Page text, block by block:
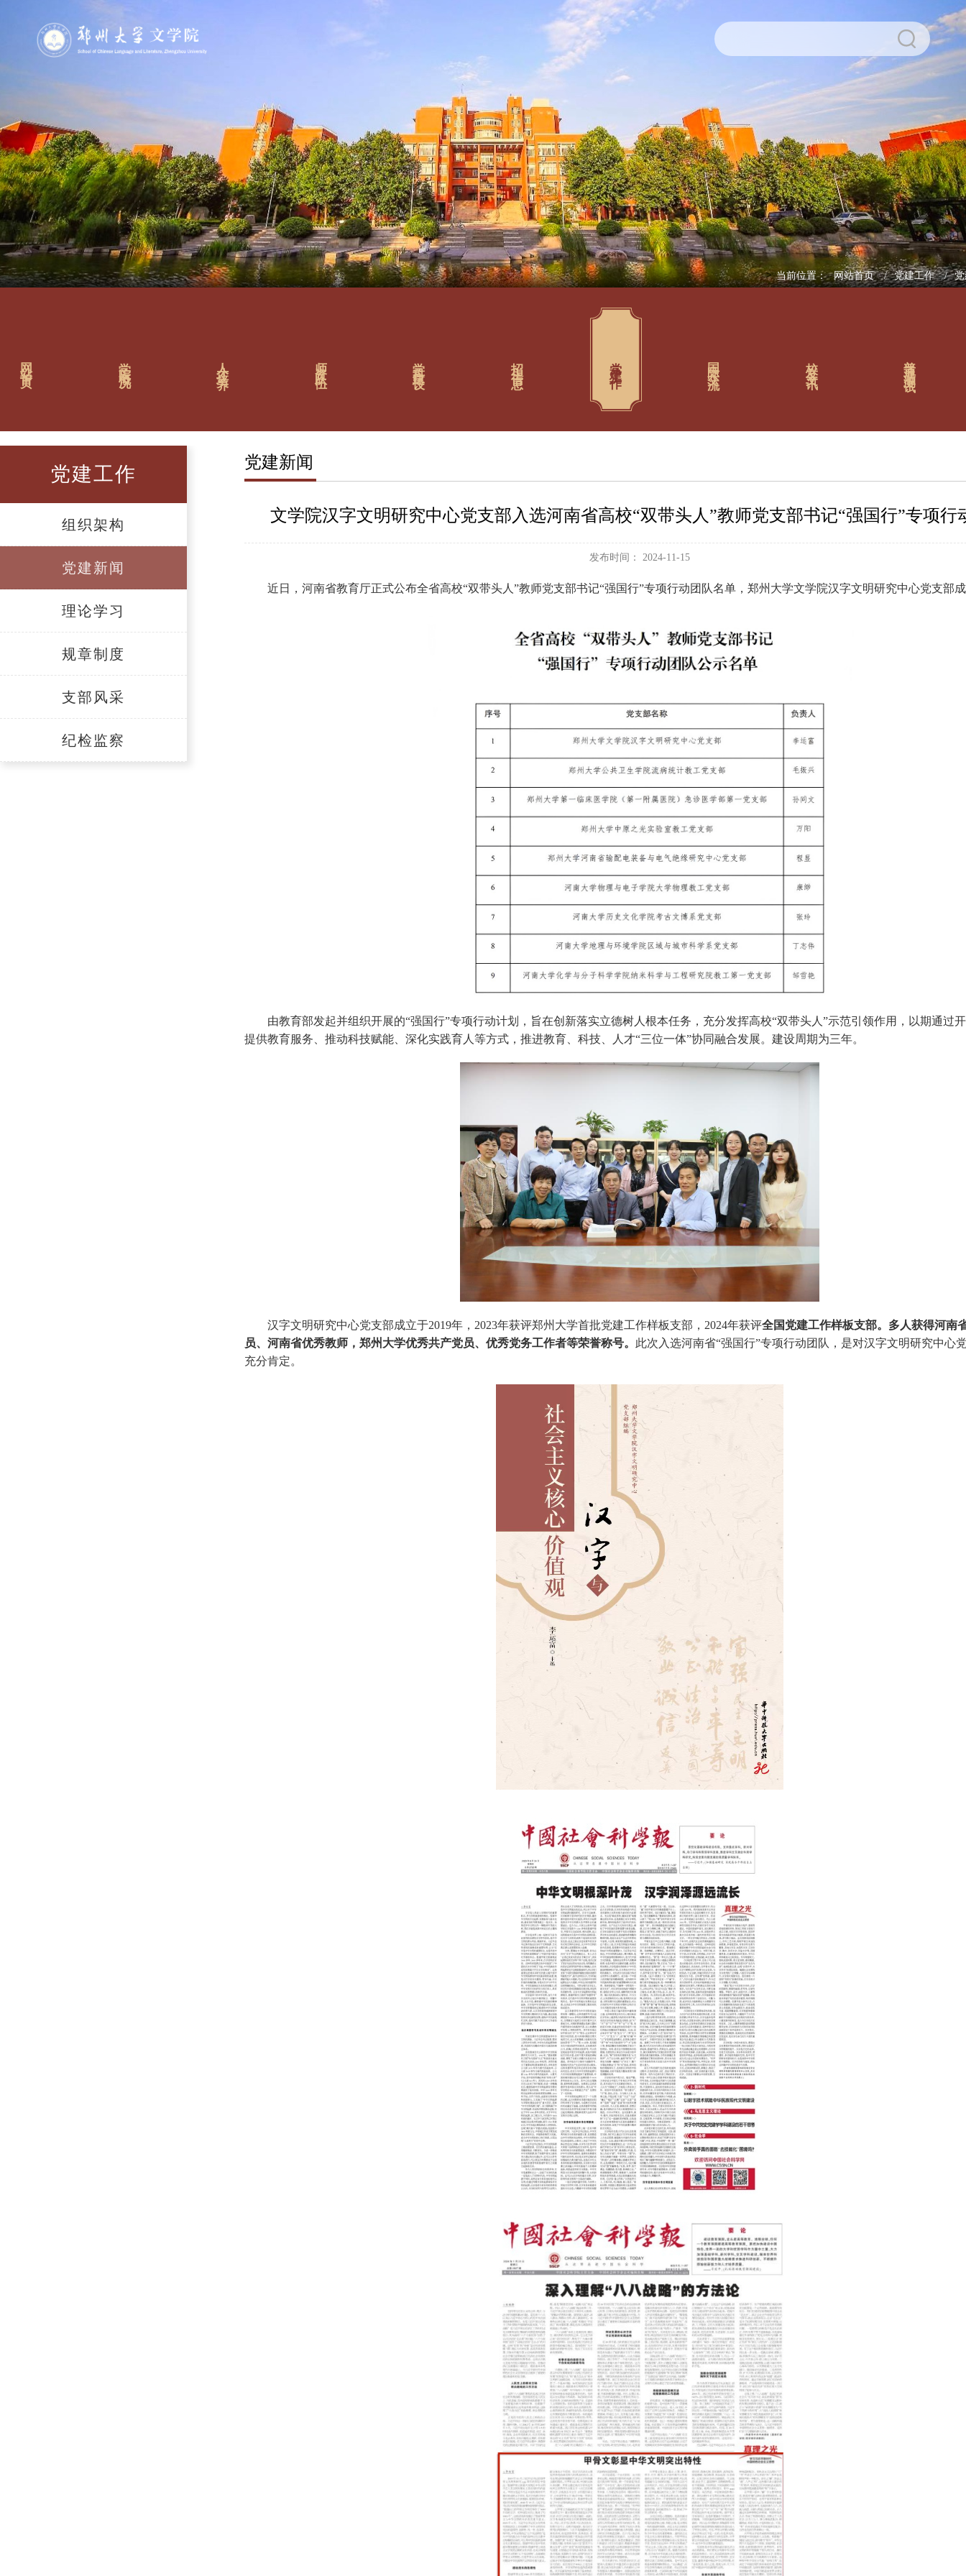
> 当前位置： 网站首页 党建工作
网站首页 学院概况 人才培养 师资队伍 学科建设 招生信息 党建工作 国际交流 校友文讯 普通话测试
党建工作
组织架构
党建新闻
理论学习
规章制度
支部风采
纪检监察
党建新闻
文学院汉字文明研究中心党支部入选河南省高校“双带头人”教师党支部书记“强国行”专项行
发布时间： 2024-11-15
近日，河南省教育厅正式公布全省高校“双带头人”教师党支部书记“强国行”专项行动团队名单，郑州大学文学院汉字文明研究中心党支部
由教育部发起并组织开展的“强国行”专项行动计划，旨在创新落实立德树人根本任务，充分发挥高校“双带头人”示范引领作用，以期通过
提供教育服务、推动科技赋能、深化实践育人等方式，推进教育、科技、人才“三位一体”协同融合发展。建设周期为三年。
汉字文明研究中心党支部成立于2019年，2023年获评郑州大学首批党建工作样板支部，2024年获评全国党建工作样板支部。多人获得河南
员、河南省优秀教师，郑州大学优秀共产党员、优秀党务工作者等荣誉称号。 此次入选河南省“强国行”专项行动团队，是对汉字文明研究中心
充分肯定。